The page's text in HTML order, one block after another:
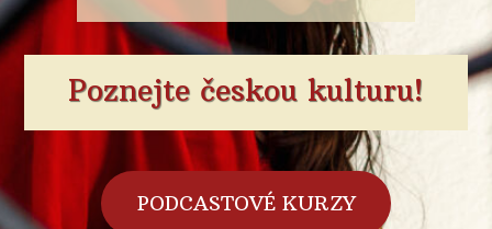
Poznejte českou kulturu!
PODCASTOVÉ KURZY